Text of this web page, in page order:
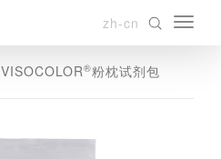
zh-cn
VISOCOLOR®粉枕试剂包